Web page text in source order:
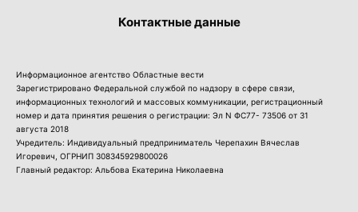
Контактные данные
Информационное агентство Областные вести
Зарегистрировано Федеральной службой по надзору в сфере связи,
информационных технологий и массовых коммуникации, регистрационный
номер и дата принятия решения о регистрации: Эл N ФС77- 73506 от 31
августа 2018
Учредитель: Индивидуальный предприниматель Черепахин Вячеслав
Игоревич, ОГРНИП 308345929800026
Главный редактор: Альбова Екатерина Николаевна